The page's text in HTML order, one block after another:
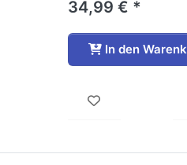
34,99 € *
In den